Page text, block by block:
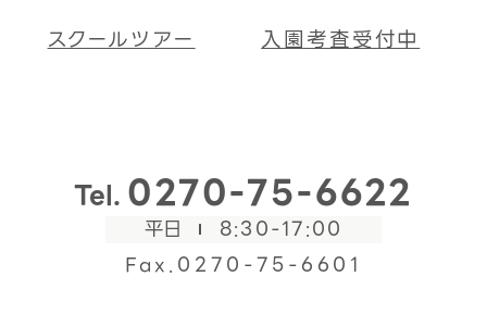
スクールツアー
入園考査受付中
Tel. 0270-75-6622
平日
8:30-17:00
Fax.0270-75-6601